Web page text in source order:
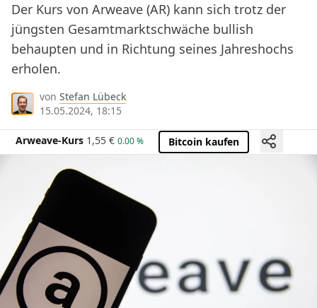
Der Kurs von Arweave (AR) kann sich trotz der
jüngsten Gesamtmarktschwäche bullish
behaupten und in Richtung seines Jahreshochs
erholen.
von Stefan Lübeck
15.05.2024, 18:15
Arweave-Kurs 1,55 € 0.00 % Bitcoin kaufen